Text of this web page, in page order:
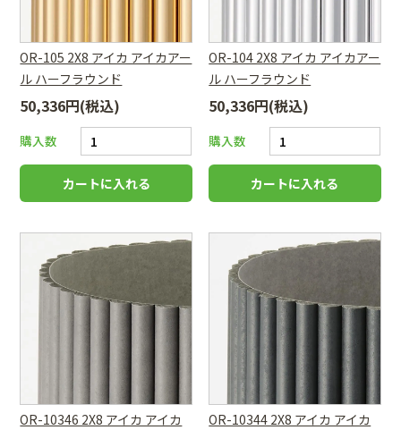
OR-105 2X8 アイカ アイカアー
ル ハーフラウンド
50,336円(税込)
購入数
OR-104 2X8 アイカ アイカアー
ル ハーフラウンド
50,336円(税込)
購入数
OR-10346 2X8 アイカ アイカ
OR-10344 2X8 アイカ アイカ